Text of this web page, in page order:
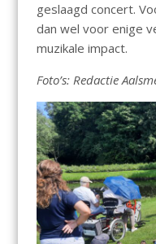
geslaagd concert.
dan wel voor enige
muzikale impact.
Foto’s: Redactie